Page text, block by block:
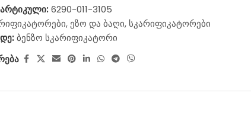
არტიკული: 6290-011-3105
,ეზო და ბაღი, სკარიფიკატორები
ბენზო სკარიფიკატორი